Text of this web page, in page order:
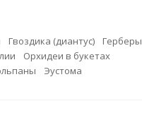
Гвоздика (диантус)
Герберы
Орхидеи в букетах
Эустома